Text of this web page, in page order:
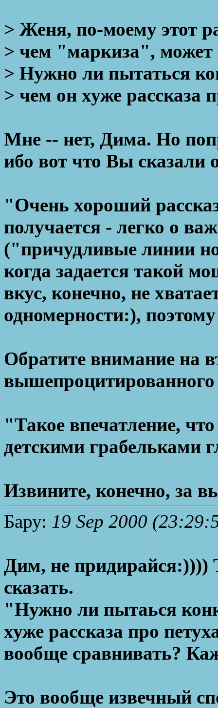
> Женя, по-моему этот
> чем "маркиза",
> Нужно ли пытаться
> чем он хуже рассказа
Мне -- нет, Дима. Но
ибо вот что Вы
"Очень хороший
получается - легко о
("причудливые линии
когда задается такой
вкус, конечно, не
одномерности:),
Обратите внимание на
вышепроцитированного
"Такое впечатление,
детскими грабельками
Извините, конечно, за
Бару: 19 Sep 2000
Дим, не придирайся:))))
сказать.
"Нужно ли пытаься
хуже рассказа про
вообще сравнивать?
Это вообще извечный